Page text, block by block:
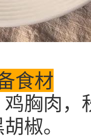
食材
胸肉，
椒。